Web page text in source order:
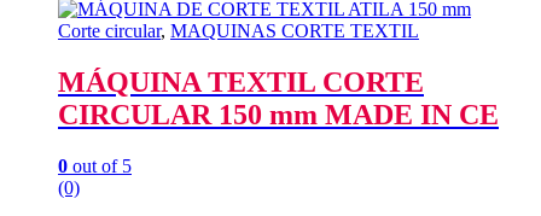
Corte circular, MAQUINAS CORTE TEXTIL
MÁQUINA TEXTIL CORTE
CIRCULAR 150 mm MADE IN CE
0 out of 5
(0)